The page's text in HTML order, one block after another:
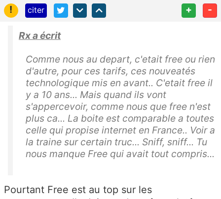
!
citer + -
Rx a écrit
Comme nous au depart, c'etait free ou rien
d'autre, pour ces tarifs, ces nouveatés
technologique mis en avant.. C'etait free il
y a 10 ans... Mais quand ils vont
s'appercevoir, comme nous que free n'est
plus ca... La boite est comparable a toutes
celle qui propise internet en France.. Voir a
la traine sur certain truc... Sniff, sniff... Tu
nous manque Free qui avait tout compris...
Pourtant Free est au top sur les